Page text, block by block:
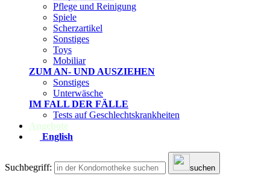
Pflege und Reinigung
Spiele
Scherzartikel
Sonstiges
Toys
Mobiliar
ZUM AN- UND AUSZIEHEN
Sonstiges
Unterwäsche
IM FALL DER FÄLLE
Tests auf Geschlechtskrankheiten
Angebote
English
Suchbegriff: suchen